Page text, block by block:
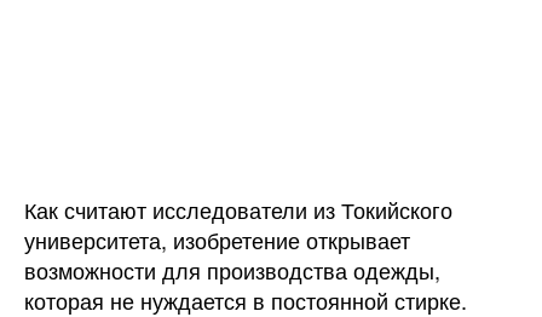
Как считают исследователи из Токийского
университета, изобретение открывает
возможности для производства одежды,
которая не нуждается в постоянной стирке.